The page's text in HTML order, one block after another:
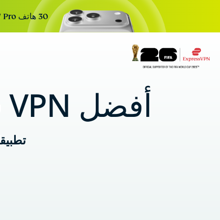
30 هاتف iPhone 17 Pro جديد. 30 يومًا. تسجيل واحد للدخول. السحب القادم خلال:
growing teams. Easy
to manage, built to
scale.
أفضل VPN في العالم. الآن بـ